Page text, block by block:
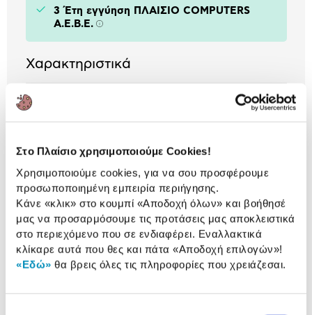
Στο Πλαίσιο χρησιμοποιούμε Cookies!
Χρησιμοποιούμε cookies, για να σου προσφέρουμε
προσωποποιημένη εμπειρία περιήγησης.
Κάνε «κλικ» στο κουμπί «Αποδοχή όλων» και βοήθησέ
μας να προσαρμόσουμε τις προτάσεις μας αποκλειστικά
στο περιεχόμενο που σε ενδιαφέρει. Εναλλακτικά
κλίκαρε αυτά που θες και πάτα «Αποδοχή επιλογών»!
«Εδώ» θα βρεις όλες τις πληροφορίες που χρειάζεσαι.
3 Έτη εγγύηση ΠΛΑΙΣΙΟ COMPUTERS
A.E.B.E. Πληροφορίες
Χαρακτηριστικά
2304 x 1296
Λειτουργία Pan & Tilt: Όχι
Δυνατότητα Εξωτερικής
Αναλυτική
παρουσίαση
Αναλυτική παρουσίαση
Προδιαγραφές